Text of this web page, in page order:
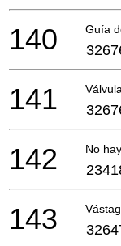
Guía
140
141
No
142
143